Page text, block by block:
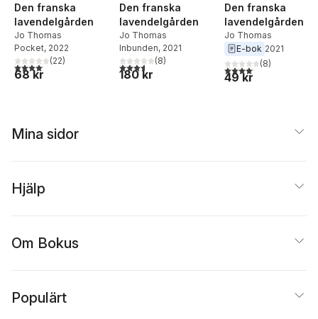
Den franska
lavendelgården
Jo Thomas
Pocket, 2022
4,1utav 5 stjärnor. Totalt antal röster:
(22)
68 kr
Den franska
lavendelgården
Jo Thomas
Inbunden, 2021
3,6utav 5 stjärnor. Totalt antal röster:
(8)
180 kr
Den franska
lavendelgården
Jo Thomas
E-bok 2021
4,1utav 5 stjärnor.
(8)
49 kr
Mina sidor
Hjälp
Om Bokus
Populärt